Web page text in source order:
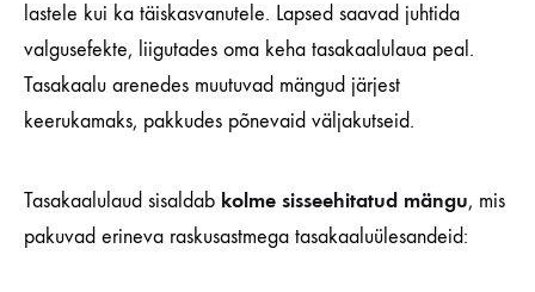
lastele kui ka täiskasvanutele. Lapsed saavad juhtida
valgusefekte, liigutades oma keha tasakaalulaua peal.
Tasakaalu arenedes muutuvad mängud järjest
keerukamaks, pakkudes põnevaid väljakutseid.
Tasakaalulaud sisaldab kolme sisseehitatud mängu, mis
pakuvad erineva raskusastmega tasakaaluülesandeid: